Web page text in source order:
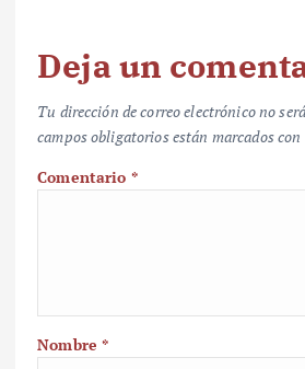
Deja un
Tu dirección de correo electrónico no
campos obligatorios están marcados con
Comentario *
Nombre*